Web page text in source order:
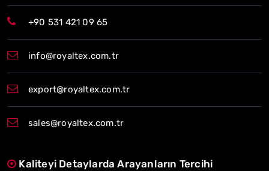
+90 531 421 09 65
info@royaltex.com.tr
export@royaltex.com.tr
sales@royaltex.com.tr
Kaliteyi Detaylarda Arayanların Tercihi